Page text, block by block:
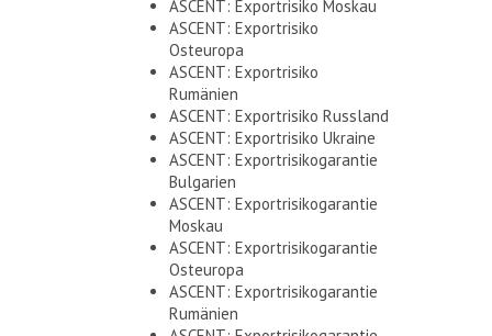
ASCENT: Exportrisiko Moskau
ASCENT: Exportrisiko
Osteuropa
ASCENT: Exportrisiko
Rumänien
ASCENT: Exportrisiko Russland
ASCENT: Exportrisiko Ukraine
ASCENT: Exportrisikogarantie
Bulgarien
ASCENT: Exportrisikogarantie
Moskau
ASCENT: Exportrisikogarantie
Osteuropa
ASCENT: Exportrisikogarantie
Rumänien